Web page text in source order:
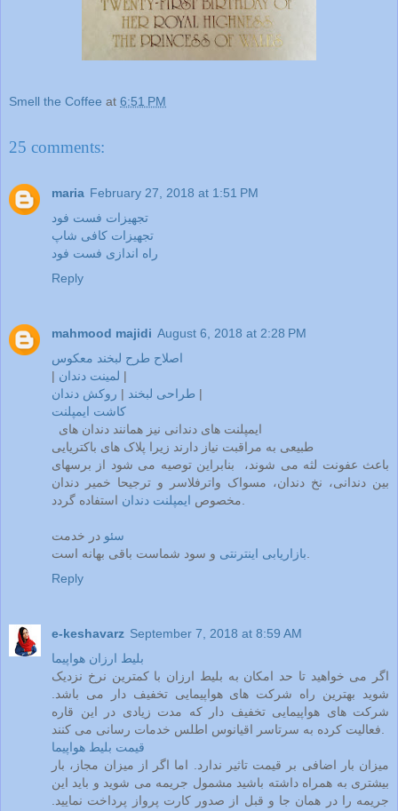
Smell the Coffee at 6:51 PM
25 comments:
maria February 27, 2018 at 1:51 PM
تجهیزات فست فود
تجهیزات کافی شاپ
راه اندازی فست فود
Reply
mahmood majidi August 6, 2018 at 2:28 PM
اصلاح طرح لبخند معکوس
| لمینت دندان |
طراحی لبخند | روکش دندان
|
کاشت ایمپلنت
ایمپلنت های دندانی نیز همانند دندان های
طبیعی به مراقبت نیاز دارند زیرا پلاک های باکتریایی
باعث عفونت لثه می شوند، بنابراین توصیه می شود از برسهای
بین دندانی، نخ دندان، مسواک واترفلاسر و ترجیحا خمیر دندان
مخصوص ایمپلنت دندان
سئو در خدمت
بازاریابی اینترنتی
Reply
e-keshavarz September 7, 2018 at 8:59 AM
بلیط ارزان هواپیما
اگر می خواهید تا حد امکان به بلیط ارزان با کمترین نرخ نزدیک
شوید بهترین راه شرکت های هواپیمایی تخفیف دار می باشد.
شرکت های هواپیمایی تخفیف دار که مدت زیادی در این قاره
قیمت بلیط هواپیما
میزان بار اضافی بر قیمت تاثیر ندارد. اما اگر از میزان مجاز، بار
بیشتری به همراه داشته باشید مشمول جریمه می شوید و باید این
جریمه را در همان جا و قبل از صدور کارت پرواز پرداخت نمایید.